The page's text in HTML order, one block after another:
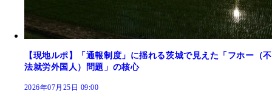
【現地ルポ】「通報制度」に揺れる茨城で見えた「フホー（不
法就労外国人）問題」の核心
2026年07月25日 09:00